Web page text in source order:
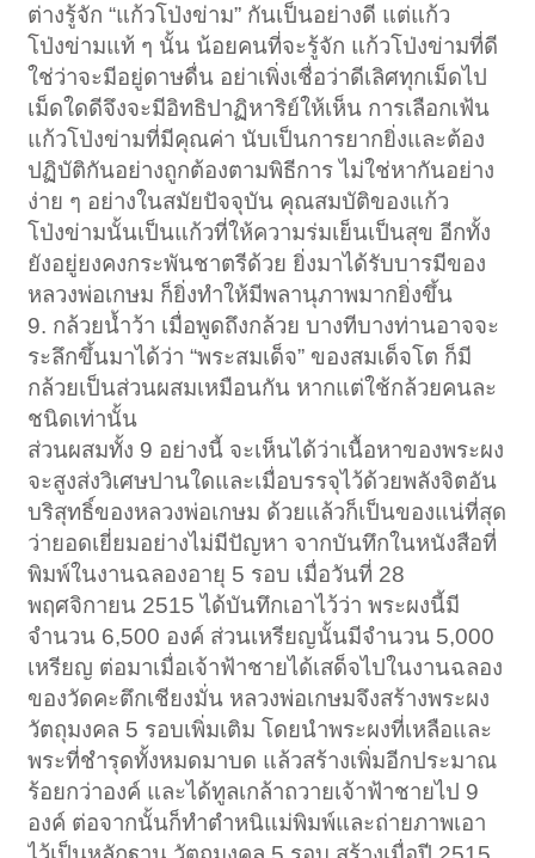
ต่างรู้จัก “แก้วโป่งข่าม” กันเป็นอย่างดี แต่แก้ว
โป่งข่ามแท้ ๆ นั้น น้อยคนที่จะรู้จัก แก้วโป่งข่ามที่ดี
ใช่ว่าจะมีอยู่ดาษดื่น อย่าเพิ่งเชื่อว่าดีเลิศทุกเม็ดไป
เม็ดใดดีจึงจะมีอิทธิปาฏิหาริย์ให้เห็น การเลือกเฟ้น
แก้วโป่งข่ามที่มีคุณค่า นับเป็นการยากยิ่งและต้อง
ปฏิบัติกันอย่างถูกต้องตามพิธีการ ไม่ใช่หากันอย่าง
ง่าย ๆ อย่างในสมัยปัจจุบัน คุณสมบัติของแก้ว
โป่งข่ามนั้นเป็นแก้วที่ให้ความร่มเย็นเป็นสุข อีกทั้ง
ยังอยู่ยงคงกระพันชาตรีด้วย ยิ่งมาได้รับบารมีของ
หลวงพ่อเกษม ก็ยิ่งทำให้มีพลานุภาพมากยิ่งขึ้น
9. กล้วยน้ำว้า เมื่อพูดถึงกล้วย บางทีบางท่านอาจจะ
ระลึกขึ้นมาได้ว่า “พระสมเด็จ” ของสมเด็จโต ก็มี
กล้วยเป็นส่วนผสมเหมือนกัน หากแต่ใช้กล้วยคนละ
ชนิดเท่านั้น
ส่วนผสมทั้ง 9 อย่างนี้ จะเห็นได้ว่าเนื้อหาของพระผง
จะสูงส่งวิเศษปานใดและเมื่อบรรจุไว้ด้วยพลังจิตอัน
บริสุทธิ์ของหลวงพ่อเกษม ด้วยแล้วก็เป็นของแน่ที่สุด
ว่ายอดเยี่ยมอย่างไม่มีปัญหา จากบันทึกในหนังสือที่
พิมพ์ในงานฉลองอายุ 5 รอบ เมื่อวันที่ 28
พฤศจิกายน 2515 ได้บันทึกเอาไว้ว่า พระผงนี้มี
จำนวน 6,500 องค์ ส่วนเหรียญนั้นมีจำนวน 5,000
เหรียญ ต่อมาเมื่อเจ้าฟ้าชายได้เสด็จไปในงานฉลอง
ของวัดคะตึกเชียงมั่น หลวงพ่อเกษมจึงสร้างพระผง
วัตถุมงคล 5 รอบเพิ่มเติม โดยนำพระผงที่เหลือและ
พระที่ชำรุดทั้งหมดมาบด แล้วสร้างเพิ่มอีกประมาณ
ร้อยกว่าองค์ และได้ทูลเกล้าถวายเจ้าฟ้าชายไป 9
องค์ ต่อจากนั้นก็ทำตำหนิแม่พิมพ์และถ่ายภาพเอา